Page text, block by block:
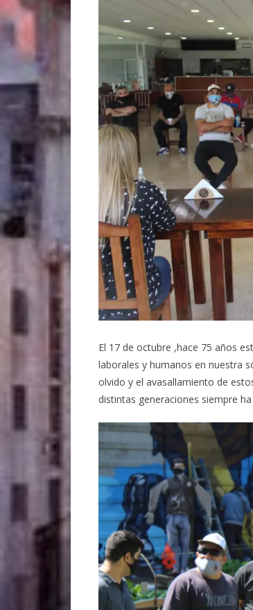
El 17 de octubre ,hace 75 años
laborales y humanos en nuestra
olvido y el avasallamiento de
distintas generaciones siempre